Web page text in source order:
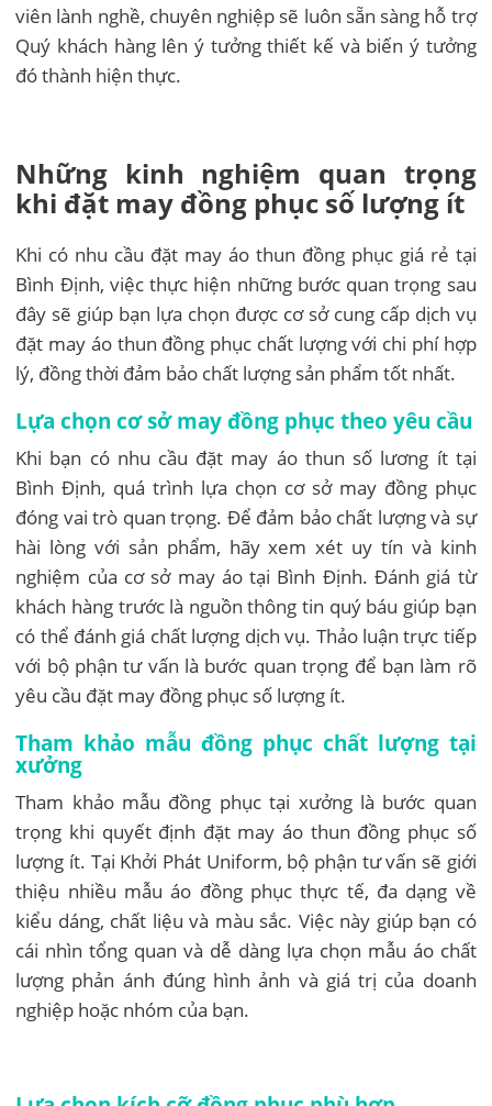
viên lành nghề, chuyên nghiệp sẽ luôn sẵn sàng hỗ trợ
Quý khách hàng lên ý tưởng thiết kế và biến ý tưởng
đó thành hiện thực.
Những kinh nghiệm quan trọng
khi đặt may đồng phục số lượng ít
Khi có nhu cầu đặt may áo thun đồng phục giá rẻ tại
Bình Định, việc thực hiện những bước quan trọng sau
đây sẽ giúp bạn lựa chọn được cơ sở cung cấp dịch vụ
đặt may áo thun đồng phục chất lượng với chi phí hợp
lý, đồng thời đảm bảo chất lượng sản phẩm tốt nhất.
Lựa chọn cơ sở may đồng phục theo yêu cầu
Khi bạn có nhu cầu đặt may áo thun số lương ít tại
Bình Định, quá trình lựa chọn cơ sở may đồng phục
đóng vai trò quan trọng. Để đảm bảo chất lượng và sự
hài lòng với sản phẩm, hãy xem xét uy tín và kinh
nghiệm của cơ sở may áo tại Bình Định. Đánh giá từ
khách hàng trước là nguồn thông tin quý báu giúp bạn
có thể đánh giá chất lượng dịch vụ. Thảo luận trực tiếp
với bộ phận tư vấn là bước quan trọng để bạn làm rõ
yêu cầu đặt may đồng phục số lượng ít.
Tham khảo mẫu đồng phục chất lượng tại
xưởng
Tham khảo mẫu đồng phục tại xưởng là bước quan
trọng khi quyết định đặt may áo thun đồng phục số
lượng ít. Tại Khởi Phát Uniform, bộ phận tư vấn sẽ giới
thiệu nhiều mẫu áo đồng phục thực tế, đa dạng về
kiểu dáng, chất liệu và màu sắc. Việc này giúp bạn có
cái nhìn tổng quan và dễ dàng lựa chọn mẫu áo chất
lượng phản ánh đúng hình ảnh và giá trị của doanh
nghiệp hoặc nhóm của bạn.